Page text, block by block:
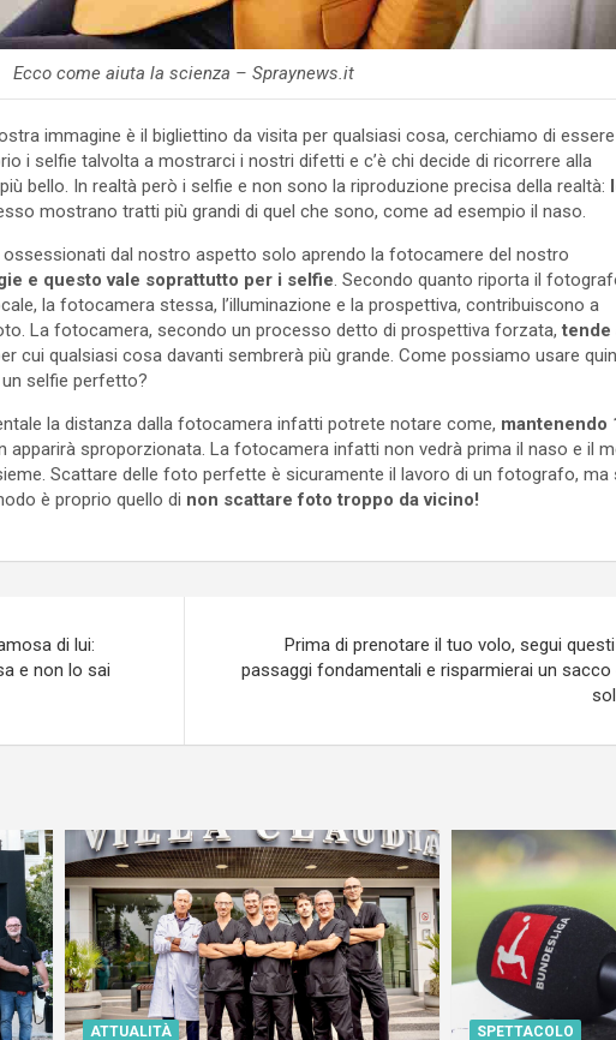
Ecco come aiuta la scienza – Spraynews.it
immagine è il bigliettino da visita per qualsiasi cosa, cerchiamo di essere
i selfie talvolta a mostrarci i nostri difetti e c’è chi decide di ricorrere alla
bello. In realtà però i selfie e non sono la riproduzione precisa della realtà:
mostrano tratti più grandi di quel che sono, come ad esempio il naso.
dal nostro aspetto solo aprendo la fotocamere del nostro
e questo vale soprattutto per i selfie. Secondo quanto riporta il
la fotocamera stessa, l’illuminazione e la prospettiva, contribuiscono a
La fotocamera, secondo un processo detto di prospettiva forzata,tende
cui qualsiasi cosa davanti sembrerà più grande. Come possiamo usare
selfie perfetto?
la distanza dalla fotocamera infatti potrete notare come, mantenendo
apparirà sproporzionata. La fotocamera infatti non vedrà prima il naso e il
Scattare delle foto perfette è sicuramente il lavoro di un fotografo, ma
è proprio quello di non scattare foto troppo da vicino!
di lui:
e non lo sai
Prima di prenotare il tuo volo, segui
passaggi fondamentali e risparmierai un sacco
ATTUALITÀ SPETTACOLO